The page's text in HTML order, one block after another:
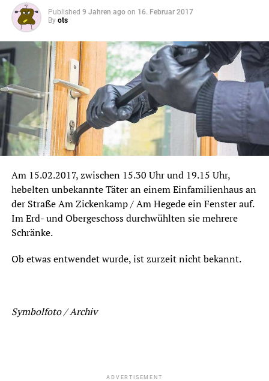
Published 9 Jahren ago on 16. Februar 2017
By ots
Am 15.02.2017, zwischen 15.30 Uhr und 19.15 Uhr,
hebelten unbekannte Täter an einem Einfamilienhaus an
der Straße Am Zickenkamp / Am Hegede ein Fenster auf.
Im Erd- und Obergeschoss durchwühlten sie mehrere
Schränke.
Ob etwas entwendet wurde, ist zurzeit nicht bekannt.
Symbolfoto / Archiv
ADVERTISEMENT